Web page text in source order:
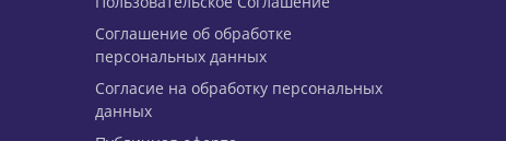
Соглашение об обработке
персональных данных
Согласие на обработку персональных
данных